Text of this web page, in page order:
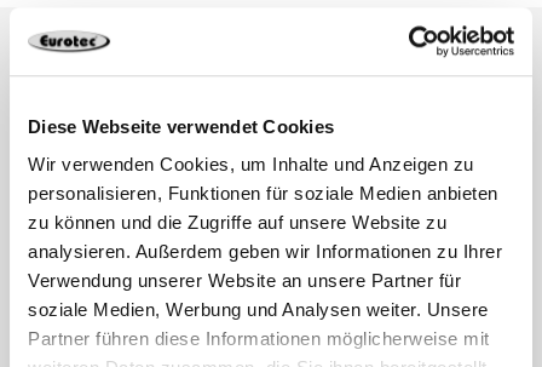
Diese Webseite verwendet Cookies
Wir verwenden Cookies, um Inhalte und Anzeigen zu
personalisieren, Funktionen für soziale Medien anbieten
zu können und die Zugriffe auf unsere Website zu
analysieren. Außerdem geben wir Informationen zu Ihrer
Verwendung unserer Website an unsere Partner für
soziale Medien, Werbung und Analysen weiter. Unsere
Partner führen diese Informationen möglicherweise mit